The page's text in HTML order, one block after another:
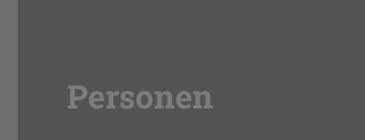
Personen